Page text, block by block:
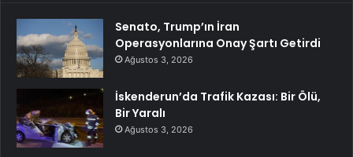
Senato, Trump’ın İran
Operasyonlarına Onay Şartı Getirdi
Ağustos 3, 2026
İskenderun’da Trafik Kazası: Bir Ölü,
Bir Yaralı
Ağustos 3, 2026